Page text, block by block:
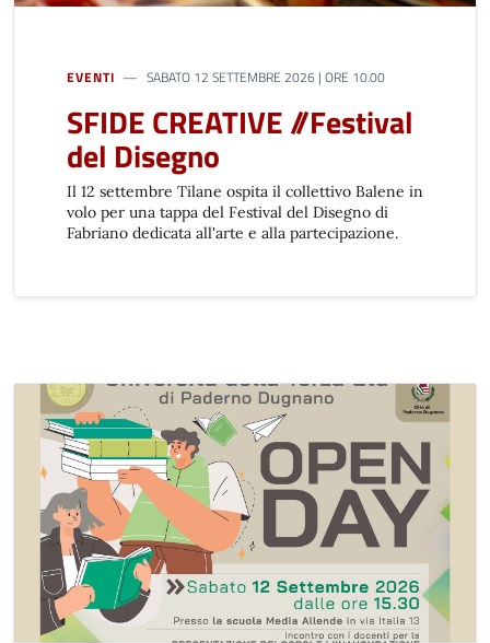
EVENTI SABATO 12 SETTEMBRE 2026 | ORE 10.00
SFIDE CREATIVE //Festival
del Disegno
Il 12 settembre Tilane ospita il collettivo Balene in
volo per una tappa del Festival del Disegno di
Fabriano dedicata all'arte e alla partecipazione.